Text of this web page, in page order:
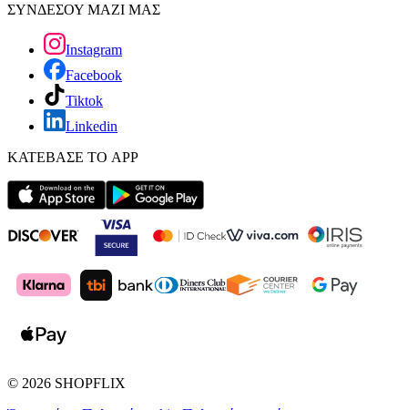
ΣΥΝΔΕΣΟΥ ΜΑΖΙ ΜΑΣ
Instagram
Facebook
Tiktok
Linkedin
ΚΑΤΕΒΑΣΕ ΤΟ APP
© 2026 SHOPFLIX